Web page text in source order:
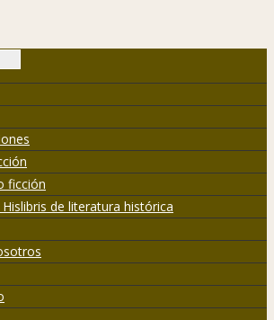
ficción
de literatura histórica